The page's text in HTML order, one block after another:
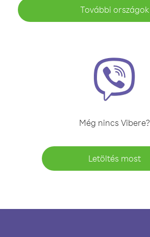
További országok
Még nincs Vibere?
Letöltés most